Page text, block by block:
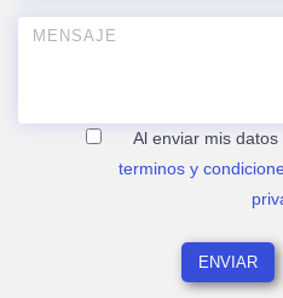
Al enviar mis
terminos y